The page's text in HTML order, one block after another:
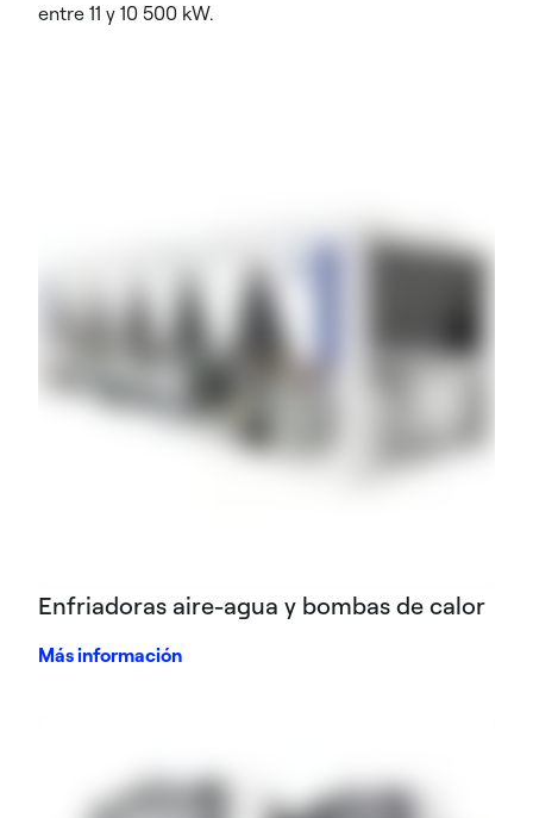
entre 11 y 10 500 kW.
Enfriadoras aire-agua y bombas de calor
Más información